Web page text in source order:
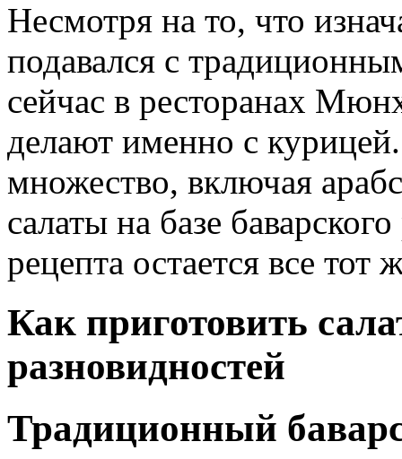
Несмотря на то, что
подавался с
сейчас в ресторанах
делают именно с
множество, включая
салаты на базе
рецепта остается все тот
Как приготовить
разновидностей
Традиционный